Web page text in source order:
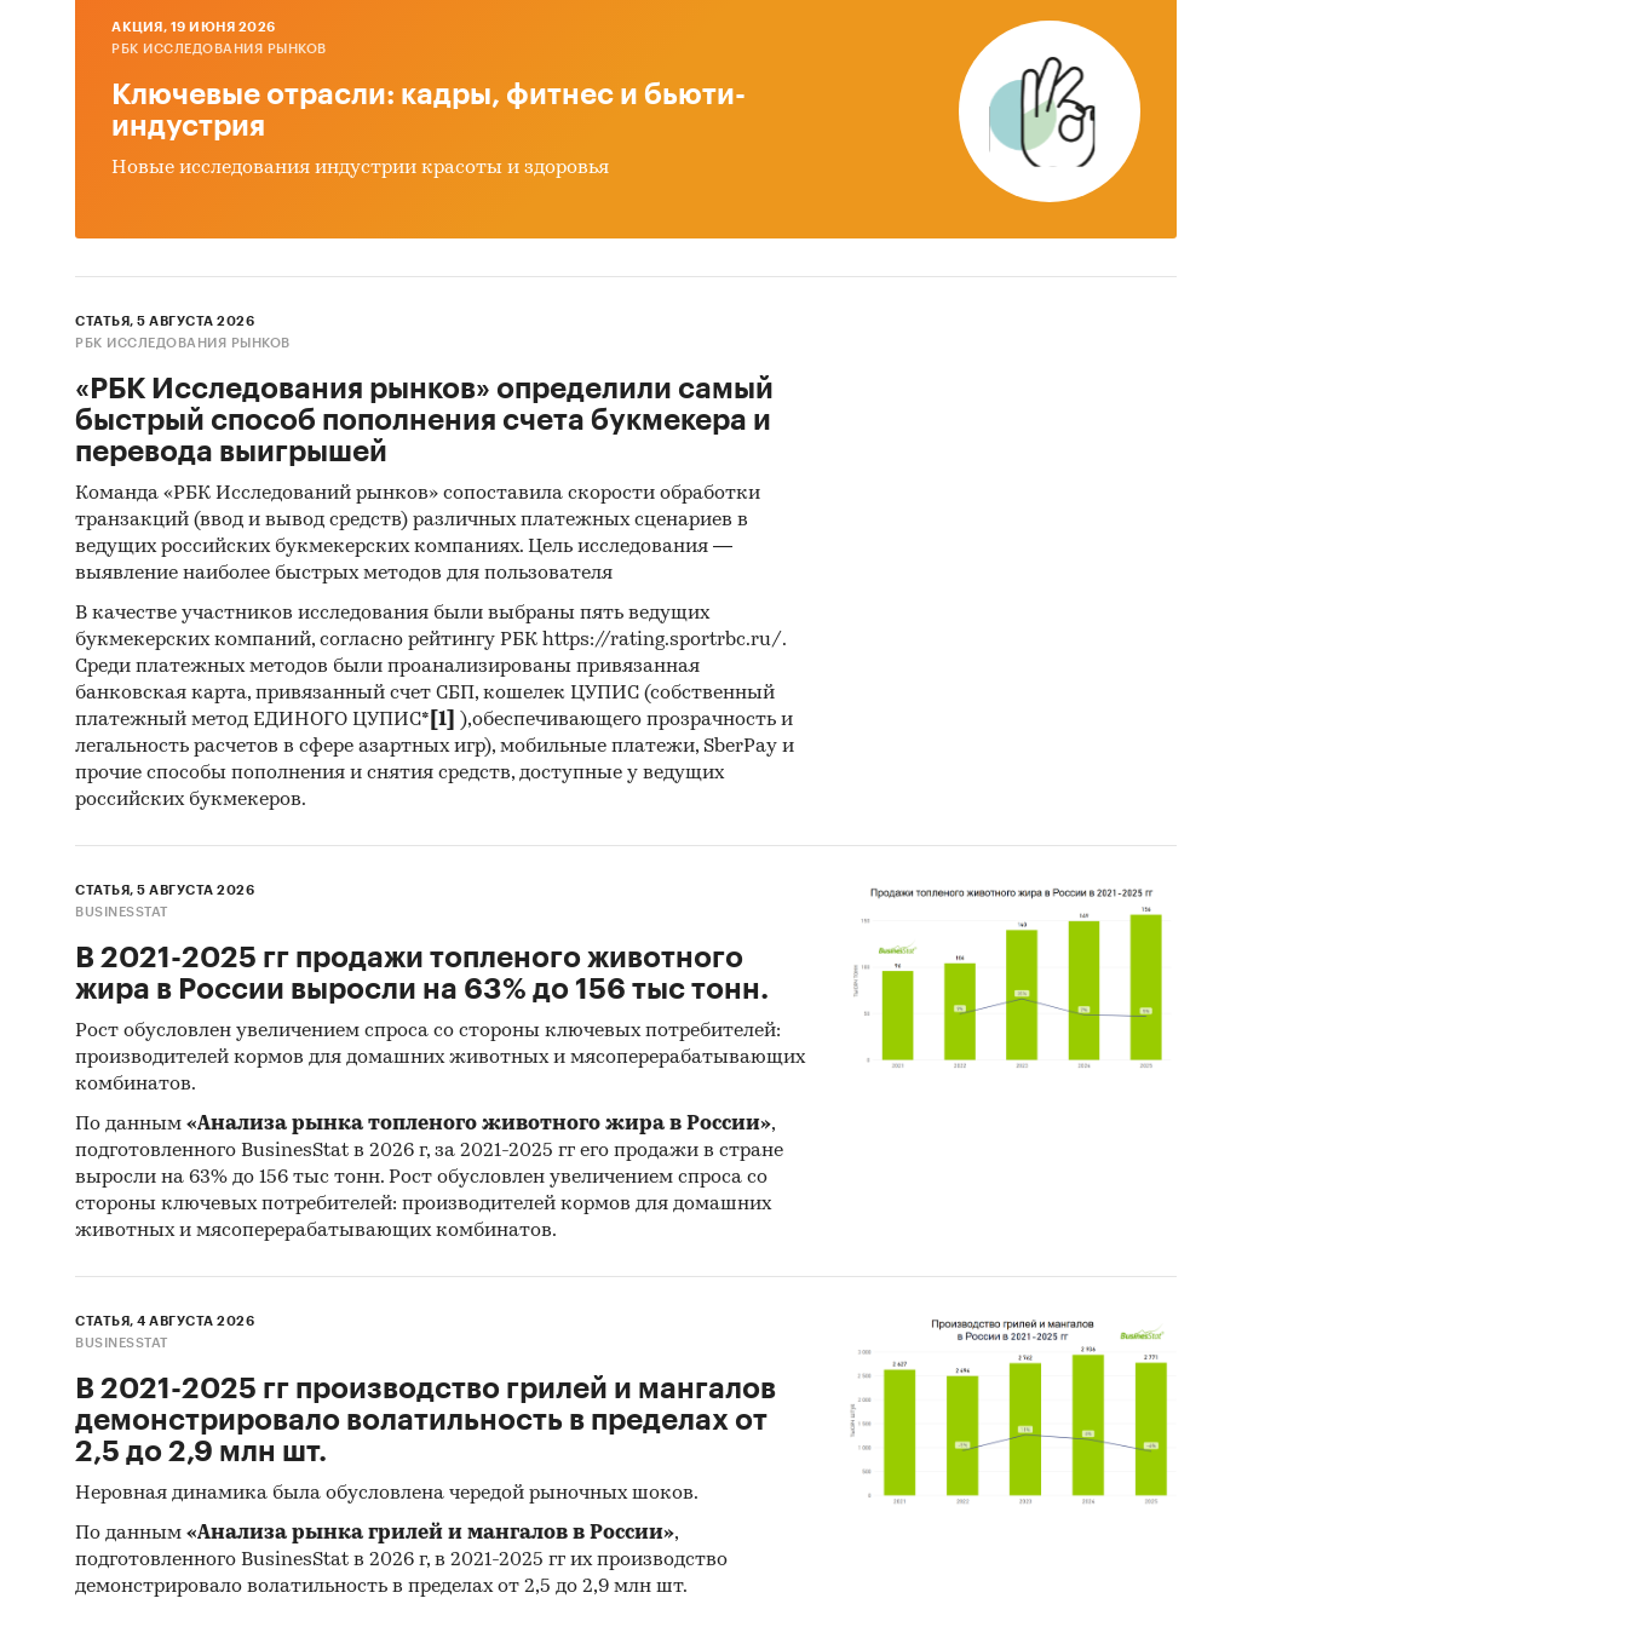
/ Посуда
AКЦИЯ, 19 ИЮНЯ 2026
РБК ИССЛЕДОВАНИЯ РЫНКОВ
Ключевые отрасли: кадры, фитнес и бьюти-
индустрия
Новые исследования индустрии красоты и здоровья
СТАТЬЯ, 5 АВГУСТА 2026
РБК ИССЛЕДОВАНИЯ РЫНКОВ
«РБК Исследования рынков» определили самый
быстрый способ пополнения счета букмекера и
перевода выигрышей
Команда «РБК Исследований рынков» сопоставила скорости обработки
транзакций (ввод и вывод средств) различных платежных сценариев в
ведущих российских букмекерских компаниях. Цель исследования —
выявление наиболее быстрых методов для пользователя
В качестве участников исследования были выбраны пять ведущих
букмекерских компаний, согласно рейтингу РБК https://rating.sportrbc.ru/.
Среди платежных методов были проанализированы привязанная
банковская карта, привязанный счет СБП, кошелек ЦУПИС (собственный
платежный метод ЕДИНОГО ЦУПИС* [1]
),обеспечивающего прозрачность и
легальность расчетов в сфере азартных игр), мобильные платежи, SberPay и
прочие способы пополнения и снятия средств, доступные у ведущих
российских букмекеров.
СТАТЬЯ, 5 АВГУСТА 2026
BUSINESSTAT
В 2021-2025 гг продажи топленого животного
жира в России выросли на 63% до 156 тыс тонн.
Рост обусловлен увеличением спроса со стороны ключевых потребителей:
производителей кормов для домашних животных и мясоперерабатывающих
комбинатов.
По данным «Анализа рынка топленого животного жира в России»,
подготовленного BusinesStat в 2026 г, за 2021-2025 гг его продажи в стране
выросли на 63% до 156 тыс тонн. Рост обусловлен увеличением спроса со
стороны ключевых потребителей: производителей кормов для домашних
животных и мясоперерабатывающих комбинатов.
СТАТЬЯ, 4 АВГУСТА 2026
BUSINESSTAT
В 2021-2025 гг производство грилей и мангалов
демонстрировало волатильность в пределах от
2,5 до 2,9 млн шт.
Неровная динамика была обусловлена чередой рыночных шоков.
По данным «Анализа рынка грилей и мангалов в России»,
подготовленного BusinesStat в 2026 г, в 2021-2025 гг их производство
демонстрировало волатильность в пределах от 2,5 до 2,9 млн шт.